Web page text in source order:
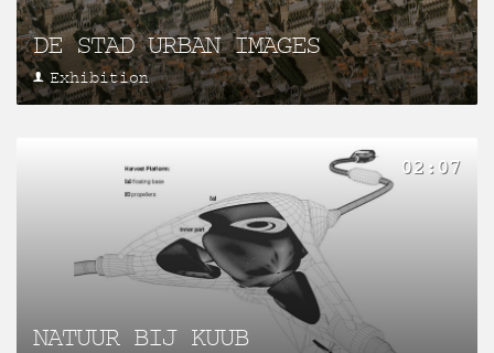
DE STAD URBAN IMAGES
Exhibition
NATUUR BIJ KUUB
02:07